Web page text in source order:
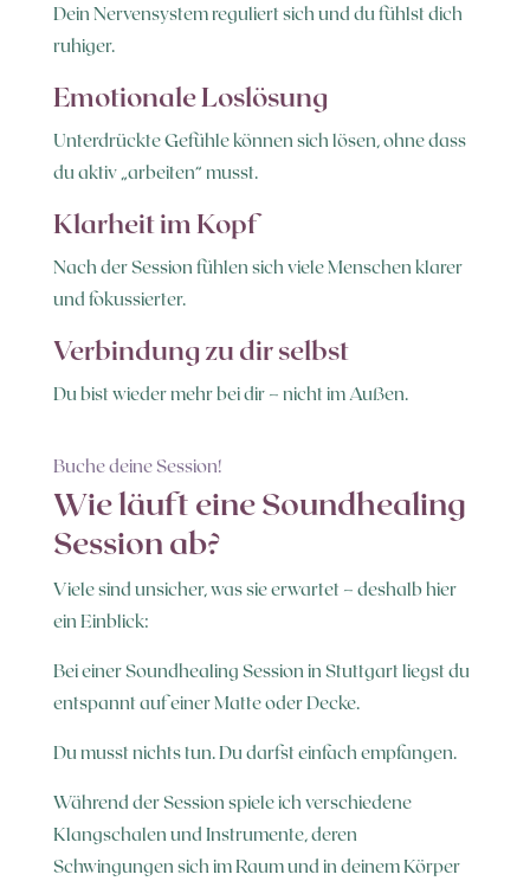
Dein Nervensystem reguliert sich und du fühlst dich
ruhiger.
Emotionale Loslösung
Unterdrückte Gefühle können sich lösen, ohne dass
du aktiv „arbeiten“ musst.
Klarheit im Kopf
Nach der Session fühlen sich viele Menschen klarer
und fokussierter.
Verbindung zu dir selbst
Du bist wieder mehr bei dir – nicht im Außen.
Buche deine Session!
Wie läuft eine Soundhealing
Session ab?
Viele sind unsicher, was sie erwartet – deshalb hier
ein Einblick:
Bei einer Soundhealing Session in Stuttgart liegst du
entspannt auf einer Matte oder Decke.
Du musst nichts tun. Du darfst einfach empfangen.
Während der Session spiele ich verschiedene
Klangschalen und Instrumente, deren
Schwingungen sich im Raum und in deinem Körper